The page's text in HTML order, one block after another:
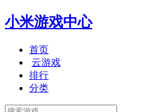
小米游戏中心
首页
云游戏
排行
分类